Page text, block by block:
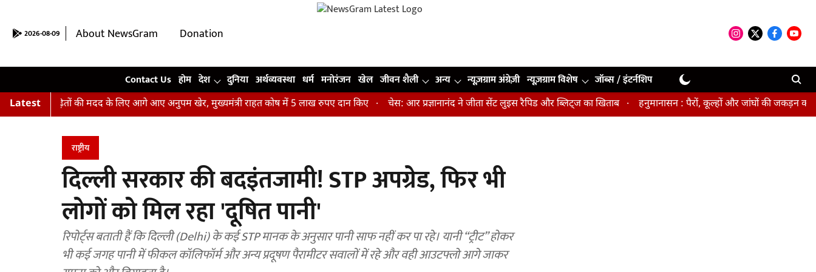
2026-08-09 About NewsGram
Donation
Contact Us होम देश दुनिया अर्थव्यवस्था धर्म मनोरंजन खेल जीवन शैली अन्य न्यूज़ग्राम अंग्रेज़ी न्यूज़ग्राम विशेष जॉब्स / इंटर्नशिप
Latest
बाढ़ पीढ़ितों की मदद के लिए आगे आए अनुपम खेर, मुख्यमंत्री राहत कोष में 5 लाख रुपए दान किए चेस: आर प्रज्ञानानंद ने जीता सेंट लुइस रैपिड और ब्लिट्ज का खिताब हनुमानासन : पैरों, कूल्हों और जांघों की जकड़न करता है
राष्ट्रीय
दिल्ली सरकार की बदइंतजामी! STP अपग्रेड, फिर भी
लोगों को मिल रहा 'दूषित पानी'
रिपोर्ट्स बताती हैं कि दिल्ली (Delhi) के कई STP मानक के अनुसार पानी साफ नहीं कर पा रहे। यानी “ट्रीट” होकर
भी कई जगह पानी में फीकल कॉलिफॉर्म और अन्य प्रदूषण पैरामीटर सवालों में रहे और वही आउटफ्लो आगे जाकर